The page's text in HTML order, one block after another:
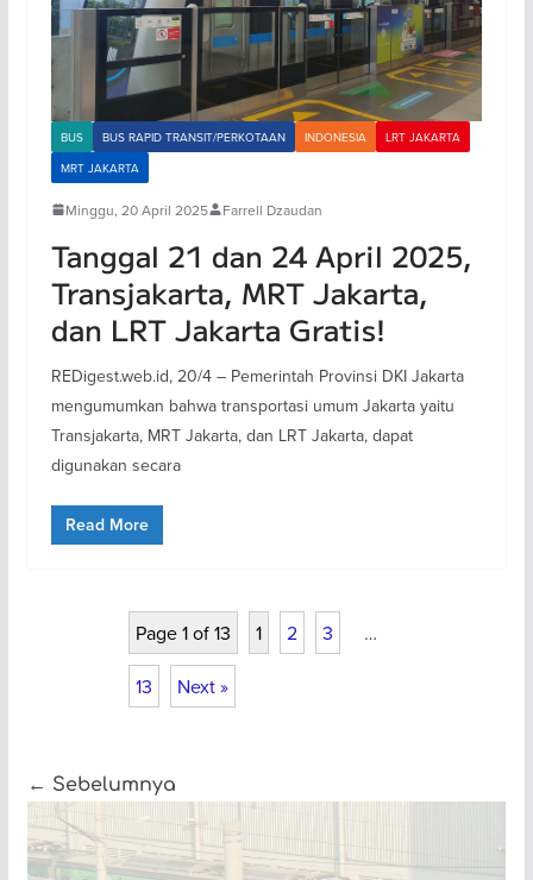
BUS BUS RAPID TRANSIT/PERKOTAAN INDONESIA
LRT JAKARTA
MRT JAKARTA
Minggu, 20 April 2025 Farrell Dzaudan
Tanggal 21 dan 24 April 2025,
Transjakarta, MRT Jakarta,
dan LRT Jakarta Gratis!
REDigest.web.id, 20/4 – Pemerintah Provinsi DKI Jakarta
mengumumkan bahwa transportasi umum Jakarta yaitu
Transjakarta, MRT Jakarta, dan LRT Jakarta, dapat
digunakan secara
Read More
Page 1 of 13 1 2 3 …
13 Next »
← Sebelumnya